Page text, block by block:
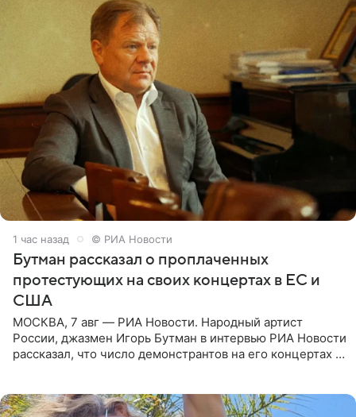
1 час назад © РИА Новости
Бутман рассказал о проплаченных
протестующих на своих концертах в ЕС и
США
МОСКВА, 7 авг — РИА Новости. Народный артист
России, джазмен Игорь Бутман в интервью РИА Новости
рассказал, что число демонстрантов на его концертах в